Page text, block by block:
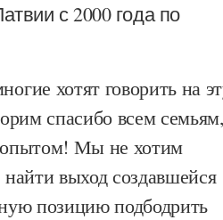
с 2000 года по
хотят говорить на
спасибо всем
опытом! Мы не хотим
выход создавшейся
позицию подбодрить